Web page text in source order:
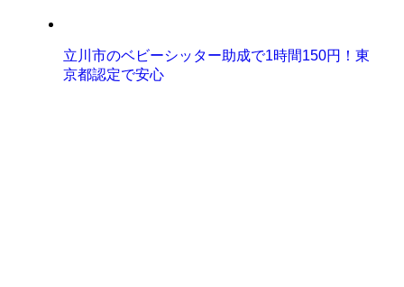
立川市のベビーシッター助成で1時間150円！東
京都認定で安心